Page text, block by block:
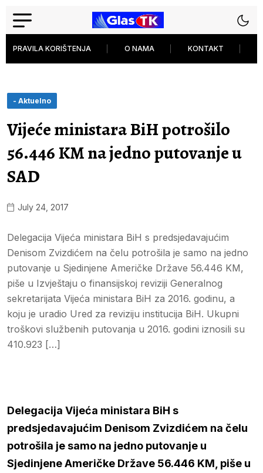
PRAVILA KORIŠTENJA O NAMA KONTAKT
- Aktuelno
Vijeće ministara BiH potrošilo
56.446 KM na jedno putovanje u
SAD
July 24, 2017
Delegacija Vijeća ministara BiH s predsjedavajućim
Denisom Zvizdićem na čelu potrošila je samo na jedno
putovanje u Sjedinjene Američke Države 56.446 KM,
piše u Izvještaju o finansijskoj reviziji Generalnog
sekretarijata Vijeća ministara BiH za 2016. godinu, a
koju je uradio Ured za reviziju institucija BiH. Ukupni
troškovi službenih putovanja u 2016. godini iznosili su
410.923 […]
Delegacija Vijeća ministara BiH s
predsjedavajućim Denisom Zvizdićem na čelu
potrošila je samo na jedno putovanje u
Sjedinjene Američke Države 56.446 KM, piše u